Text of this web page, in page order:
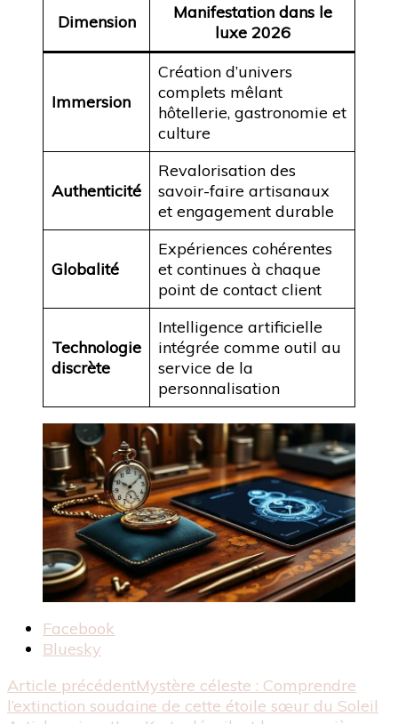
Dimension
Manifestation dans le
luxe 2026
Immersion
Création d’univers
complets mêlant
hôtellerie, gastronomie et
culture
Authenticité
Revalorisation des
savoir-faire artisanaux
et engagement durable
Globalité
Expériences cohérentes
et continues à chaque
point de contact client
Technologie
discrète
Intelligence artificielle
intégrée comme outil au
service de la
personnalisation
Partager
"Luxe
2026
Facebook
Bluesky
Navigation
Article précédentMystère céleste : Comprendre
l’extinction soudaine de cette étoile sœur du Soleil